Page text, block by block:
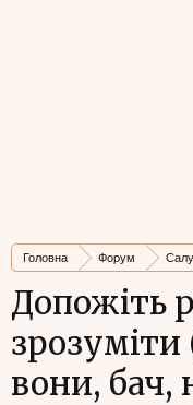
Головна Форум
Допожіть
зрозуміти
вони, бач,